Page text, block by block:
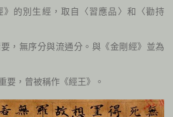
》的別生經，取自〈習應品〉和〈勸持
，無序分與流通分。與《金剛經》並為
要，曾被稱作《經王》。